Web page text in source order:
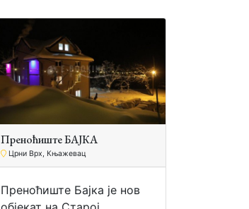
Преноћиште БАЈКА
Црни Врх, Књажевац
Преноћиште Бајка је нов